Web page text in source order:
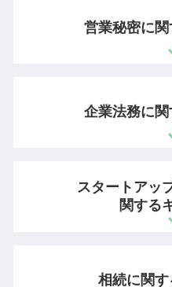
商標 弁護士
特許権 承継
商標 登録料
特許権 存続期間
ダウンロード 違法
商標出願 登録
営業秘密に
営業秘密 侵害
営業秘密 侵害罪
秘密保持命令 営業秘
不正競争防止法 非公
企業法務に
新入社員 コンプライ
コンプライアンスに抵
スタートアッ
関する
特許庁 スタートアッ
相続に関